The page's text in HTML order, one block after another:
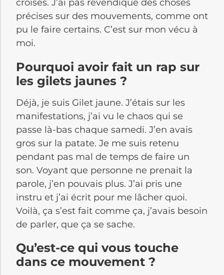
croisés. J’ai pas revendiqué des choses
précises sur des mouvements, comme ont
pu le faire certains. C’est sur mon vécu à
moi.
Pourquoi avoir fait un rap sur
les gilets jaunes ?
Déjà, je suis Gilet jaune. J’étais sur les
manifestations, j’ai vu le chaos qui se
passe là-bas chaque samedi. J’en avais
gros sur la patate. Je me suis retenu
pendant pas mal de temps de faire un
son. Voyant que personne ne prenait la
parole, j’en pouvais plus. J’ai pris une
instru et j’ai écrit pour me lâcher quoi.
Voilà, ça s’est fait comme ça, j’avais besoin
de parler, que ça se sache.
Qu’est-ce qui vous touche
dans ce mouvement ?